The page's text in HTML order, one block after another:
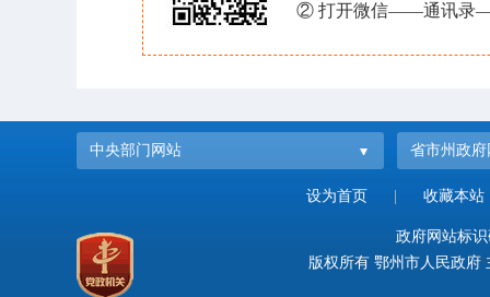
② 打开微信——通讯录
中央部门网站 省市州政府
设为首页 收藏本站
政府网站标
版权所有 鄂州市人民政府